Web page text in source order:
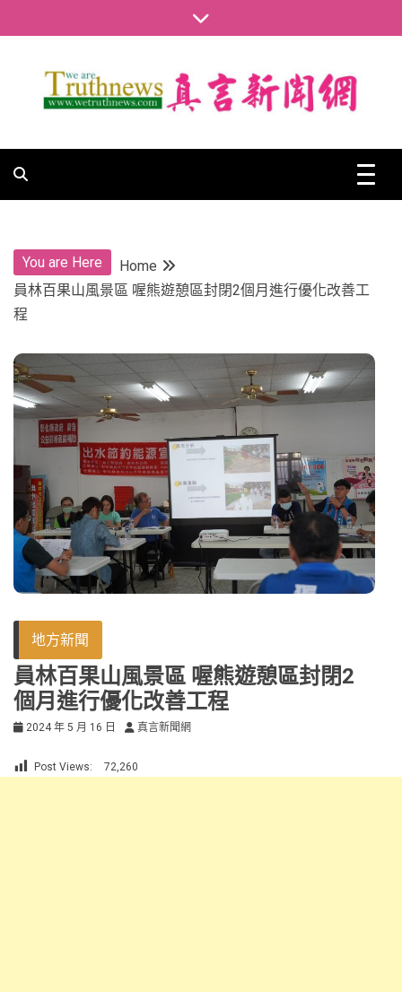
to
真言新聞網
You are Here
Home
員林百果山風景區 喔熊遊憩區封閉2個月進行優化改善工
程
地方新聞
員林百果山風景區 喔熊遊憩區封閉2
個月進行優化改善工程
2024 年 5 月 16 日 真言新聞網
Post Views: 72,260